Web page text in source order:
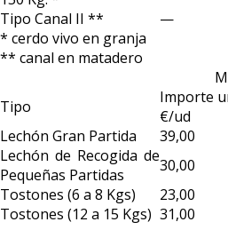
Tipo Canal II **
—
* cerdo vivo en granja
** canal en matadero
Mesa de
Tipo
Importe
€/ud
Lechón Gran Partida
39,00
Lechón de Recogida de
Pequeñas Partidas
30,00
Tostones (6 a 8 Kgs)
23,00
Tostones (12 a 15 Kgs) 31,00